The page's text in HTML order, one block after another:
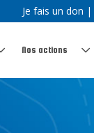
Je fais un don |
Nos actions